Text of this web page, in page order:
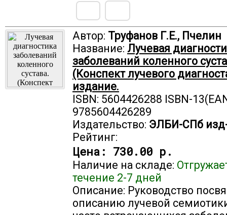
Автор: Труфанов Г.Е., Пчелин
Название: Лучевая
заболеваний коленного
(Конспект лучевого
издание.
ISBN: 5604426288 ISBN-
9785604426289
Издательство: ЭЛБИ-СПб
Рейтинг:
Цена: 730.00 р.
Наличие на складе:
течение 2-7 дней
Описание: Руководство
описанию лучевой